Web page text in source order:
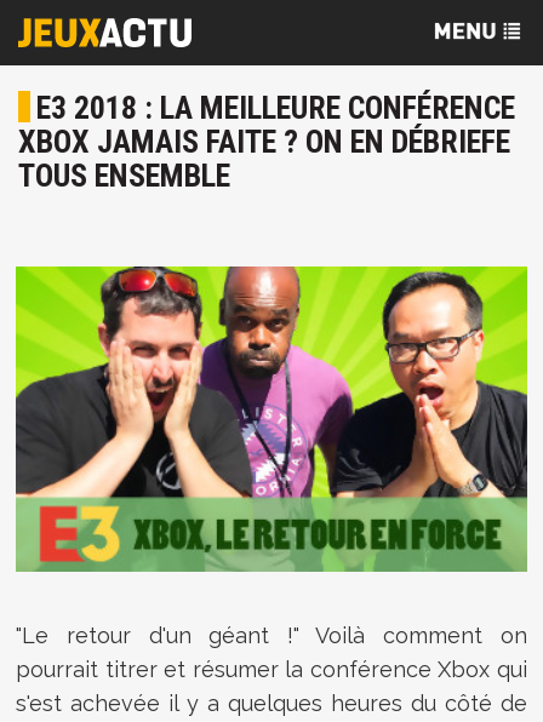
E3 2018 : LA MEILLEURE CONFÉRENCE
XBOX JAMAIS FAITE ? ON EN DÉBRIEFE
TOUS ENSEMBLE
"Le retour d'un géant !" Voilà comment on
pourrait titrer et résumer la conférence Xbox qui
s'est achevée il y a quelques heures du côté de